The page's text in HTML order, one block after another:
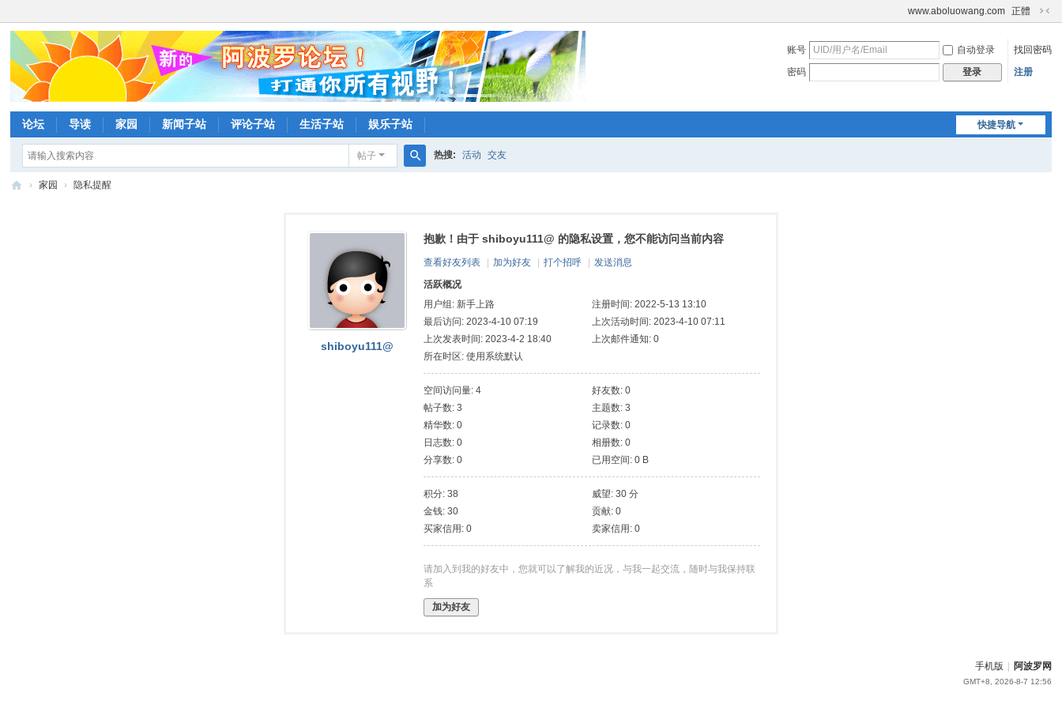
www.aboluowang.com 正體
切
到
账号 自动登录
找回密码
密码
登录 注册
快捷导航
论坛 导读 家园 新闻子站 评论子站 生活子站 娱乐子站
帖子 热搜: 活动 交友
› 家园 › 隐私提醒
shiboyu111@
抱歉！由于 shiboyu111@ 的隐私设置，您不能访问当前内容
查看好友列表 加为好友 打个招呼
发送消息
活跃概况
用户组: 新手上路
注册时间: 2022-5-13 13:10
最后访问: 2023-4-10 07:19
上次活动时间: 2023-4-10 07:11
上次发表时间: 2023-4-2 18:40
上次邮件通知: 0
所在时区: 使用系统默认
空间访问量: 4
好友数: 0
帖子数: 3
主题数: 3
精华数: 0
记录数: 0
日志数: 0
相册数: 0
分享数: 0
已用空间: 0 B
积分: 38
威望: 30 分
金钱: 30
贡献: 0
买家信用: 0
卖家信用: 0
请加入到我的好友中，您就可以了解我的近况，与我一起交流，随时与我保持联
系
加为好友
手机版 阿波罗网
GMT+8, 2026-8-7 12:56